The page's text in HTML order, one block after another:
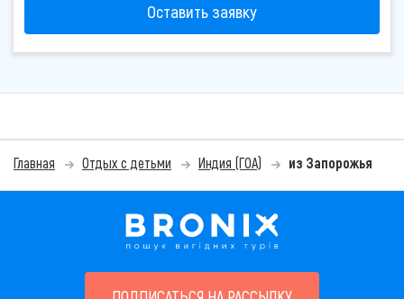
Оставить заявку
Главная Отдых с детьми Индия (ГОА) из Запорожья